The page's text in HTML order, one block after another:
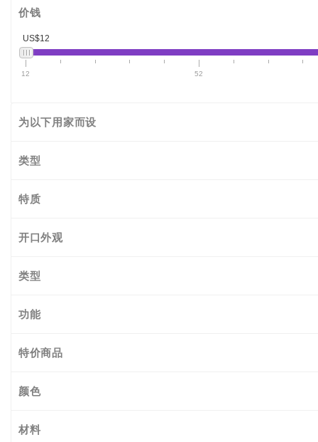
价钱
US$12
12 52
为以下用家而设
类型
特质
开口外观
类型
功能
特价商品
颜色
材料